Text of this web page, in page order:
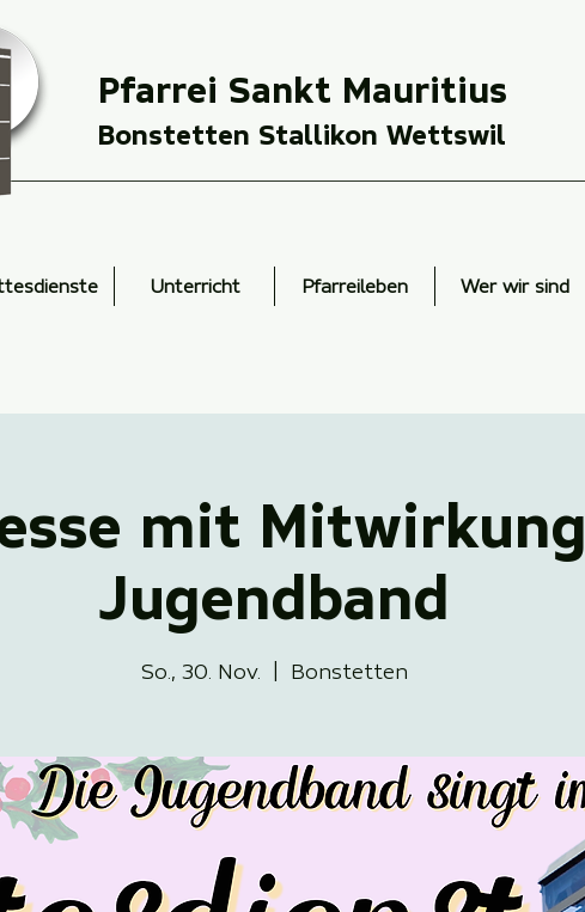
Pfarrei Sankt Mauritius
Bonstetten Stallikon Wettswil
Unterricht Pfarreileben Wer wir sind
mit
Jugendband
So., 30. Nov. Bonstetten